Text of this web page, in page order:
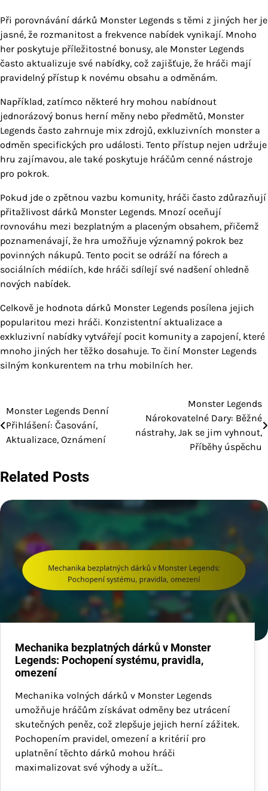
Při porovnávání dárků Monster Legends s těmi z jiných her je
jasné, že rozmanitost a frekvence nabídek vynikají. Mnoho
her poskytuje příležitostné bonusy, ale Monster Legends
často aktualizuje své nabídky, což zajišťuje, že hráči mají
pravidelný přístup k novému obsahu a odměnám.
Například, zatímco některé hry mohou nabídnout
jednorázový bonus herní měny nebo předmětů, Monster
Legends často zahrnuje mix zdrojů, exkluzivních monster a
odměn specifických pro události. Tento přístup nejen udržuje
hru zajímavou, ale také poskytuje hráčům cenné nástroje
pro pokrok.
Pokud jde o zpětnou vazbu komunity, hráči často zdůrazňují
přitažlivost dárků Monster Legends. Mnozí oceňují
rovnováhu mezi bezplatným a placeným obsahem, přičemž
poznamenávají, že hra umožňuje významný pokrok bez
povinných nákupů. Tento pocit se odráží na fórech a
sociálních médiích, kde hráči sdílejí své nadšení ohledně
nových nabídek.
Celkově je hodnota dárků Monster Legends posílena jejich
popularitou mezi hráči. Konzistentní aktualizace a
exkluzivní nabídky vytvářejí pocit komunity a zapojení, které
mnoho jiných her těžko dosahuje. To činí Monster Legends
silným konkurentem na trhu mobilních her.
Post
navigation
Monster Legends Denní
Přihlášení: Časování,
Aktualizace, Oznámení
Monster Legends
Nárokovatelné Dary: Běžné
nástrahy, Jak se jim vyhnout,
Příběhy úspěchu
Related Posts
Mechanika bezplatných dárků v Monster
Legends: Pochopení systému, pravidla,
omezení
Mechanika volných dárků v Monster Legends
umožňuje hráčům získávat odměny bez utrácení
skutečných peněz, což zlepšuje jejich herní zážitek.
Pochopením pravidel, omezení a kritérií pro
uplatnění těchto dárků mohou hráči
maximalizovat své výhody a užít…